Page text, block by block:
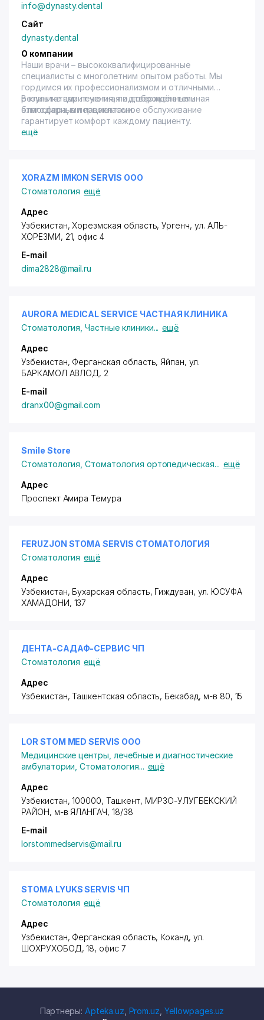
info@dynasty.dental
Сайт
dynasty.dental
О компании
Наши врачи – высококвалифицированные
специалисты с многолетним опытом работы. Мы
гордимся их профессионализмом и отличными
результатами лечения, подтверждёнными
благодарными пациентами.
В клинике царит уютная и доброжелательная
атмосфера, а первоклассное обслуживание
гарантирует комфорт каждому пациенту.
ещё
XORAZM IMKON SERVIS ООО
Стоматология ещё
Адрес
Узбекистан, Хорезмская область, Ургенч, ул. АЛЬ-
ХОРЕЗМИ, 21, офис 4
E-mail
dima2828@mail.ru
AURORA MEDICAL SERVICE ЧАСТНАЯ КЛИНИКА
Стоматология ,Частные клиники... ещё
Адрес
Узбекистан, Ферганская область, Яйпан,ул.
БАРКАМОЛ АВЛОД, 2
E-mail
dranx00@gmail.com
Smile Store
Стоматология ,Стоматология ортопедическая... ещё
Адрес
Проспект Амира Темура
FERUZJON STOMA SERVIS СТОМАТОЛОГИЯ
Стоматология ещё
Адрес
Узбекистан, Бухарская область, Гиждуван, ул. ЮСУФА
ХАМАДОНИ, 137
ДЕНТА-САДАФ-СЕРВИС ЧП
Стоматология ещё
Адрес
Узбекистан, Ташкентская область, Бекабад, м-в 80, 15
LOR STOM MED SERVIS ООО
Медицинские центры, лечебные и диагностические
амбулатории ,Стоматология... ещё
Адрес
Узбекистан, 100000, Ташкент, МИРЗО-УЛУГБЕКСКИЙ
РАЙОН, м-в ЯЛАНГАЧ, 18/38
E-mail
lorstommedservis@mail.ru
STOMA LYUKS SERVIS ЧП
Стоматология ещё
Адрес
Узбекистан, Ферганская область, Коканд, ул.
ШОХРУХОБОД, 18, офис 7
Партнеры: Apteka.uz Prom.uz ,Yellowpages.uz